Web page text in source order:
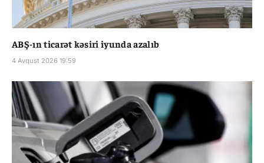
ABŞ-ın ticarət kəsiri iyunda azalıb
4 Avqust 2026 19:59